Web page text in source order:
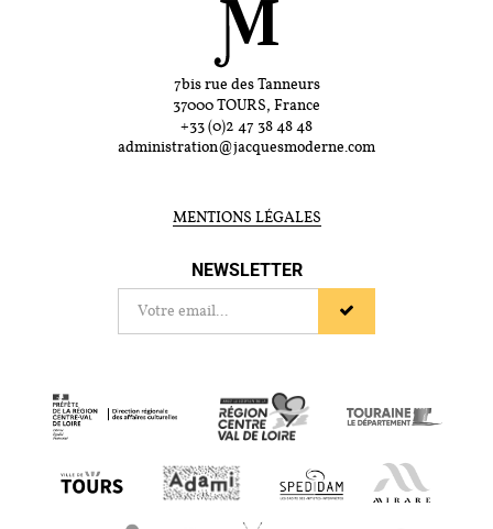
7bis rue des Tanneurs
37000 TOURS, France
+33 (0)2 47 38 48 48
administration@jacquesmoderne.com
MENTIONS LÉGALES
NEWSLETTER